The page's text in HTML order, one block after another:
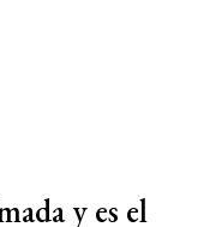
y es el